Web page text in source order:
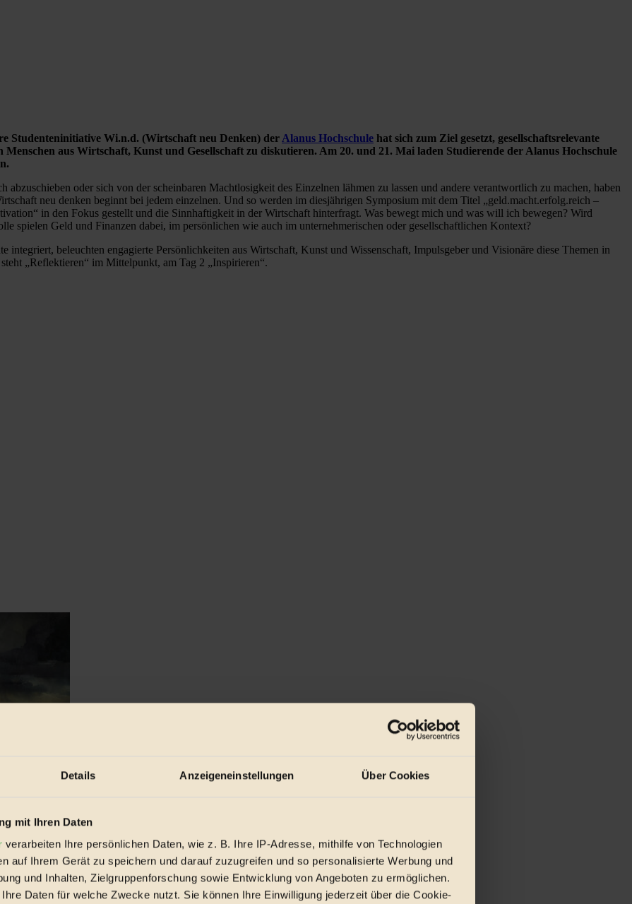
Details Anzeigeneinstellungen Über Cookies
mit Ihren Daten
verarbeiten Ihre persönlichen Daten, wie z. B. Ihre IP-Adresse, mithilfe von Technologien
auf Ihrem Gerät zu speichern und darauf zuzugreifen und so personalisierte Werbung und
und Inhalten, Zielgruppenforschung sowie Entwicklung von Angeboten zu ermöglichen.
Daten für welche Zwecke nutzt. Sie können Ihre Einwilligung jederzeit über die Cookie-
Studenteninitiative Wi.n.d. (Wirtschaft neu Denken) der Alanus Hochschule hat sich zum Ziel gesetzt, gesellschaftsrelevante
aus Wirtschaft, Kunst und Gesellschaft zu diskutieren. Am 20. und 21. Mai laden Studierende der Alanus Hochschule
oder sich von der scheinbaren Machtlosigkeit des Einzelnen lähmen zu lassen und andere verantwortlich zu machen, haben
neu denken beginnt bei jedem einzelnen. Und so werden im diesjährigen Symposium mit dem Titel „geld.macht.erfolg.reich –
in den Fokus gestellt und die Sinnhaftigkeit in der Wirtschaft hinterfragt. Was bewegt mich und was will ich bewegen? Wird
spielen Geld und Finanzen dabei, im persönlichen wie auch im unternehmerischen oder gesellschaftlichen Kontext?
integriert, beleuchten engagierte Persönlichkeiten aus Wirtschaft, Kunst und Wissenschaft, Impulsgeber und Visionäre diese Themen in
„Reflektieren“ im Mittelpunkt, am Tag 2 „Inspirieren“.